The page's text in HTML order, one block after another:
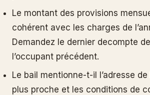
Le montant des provisions
cohérent avec les charges de
Demandez le dernier decompte
l’occupant précédent.
Le bail mentionne-t-il l’adresse
plus proche et les conditions de